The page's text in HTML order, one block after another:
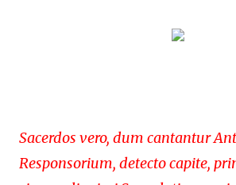
Sacerdos vero, dum cantantur
Responsorium, detecto capite,